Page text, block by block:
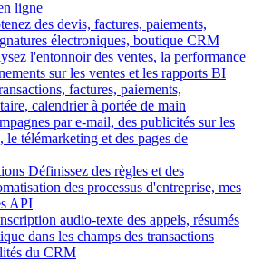
ligne
des devis, factures, paiements,
électroniques, boutique CRM
l'entonnoir des ventes, la performance
sur les ventes et les rapports BI
factures, paiements,
calendrier à portée de main
par e-mail, des publicités sur les
télémarketing et des pages de
Définissez des règles et des
des processus d'entreprise, mes
API
audio-texte des appels, résumés
dans les champs des transactions
du CRM